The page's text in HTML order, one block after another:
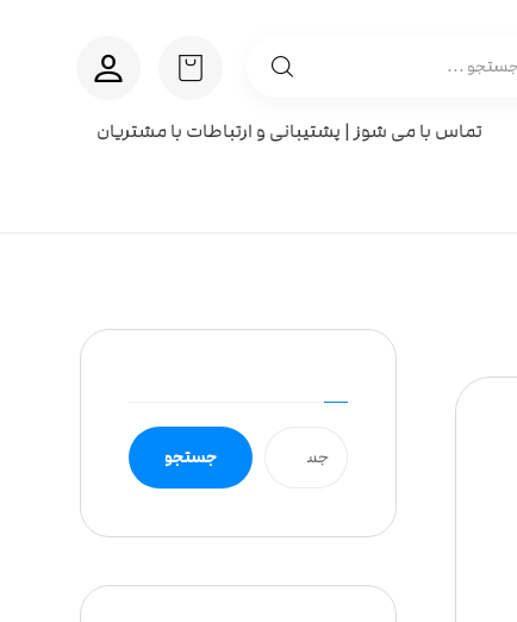
تماس با می شوز | پشتیبانی و ارتباطات با مشتریان